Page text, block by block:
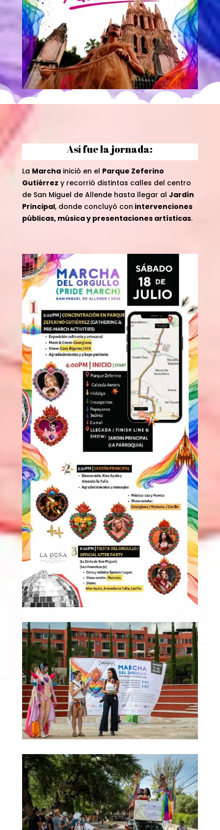
Así fue la jornada:
La Marchainició en el Parque Zeferino
Gutiérrez y recorrió distintas calles del centro
de San Miguel de Allende hasta llegar al Jardín
Principal, donde concluyó con intervenciones
públicas, música y presentaciones artísticas.